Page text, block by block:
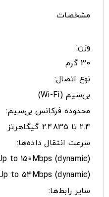
مشخصات
وزن:
30 گرم
نوع اتصال:
بی‌سیم (Wi-Fi)
محدوده فرکانس بی‌سیم:
2.4 تا 2.4835 گیگاهرتز
سرعت انتقال داده‌ها:
(11n: Up to 150Mbps (dynamic
(11g: Up to 54Mbps (dynamic
سایر رابط‌ها: